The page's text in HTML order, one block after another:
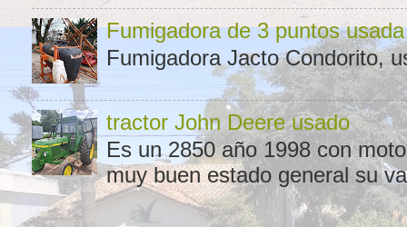
Fumigadora de 3 puntos usada
Fumigadora Jacto Condorito,
tractor John Deere usado
Es un 2850 año 1998 con
muy buen estado general su